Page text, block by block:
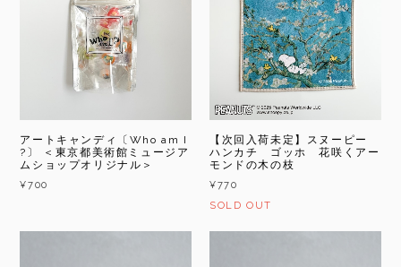
アートキャンディ〔Who am I
?〕 ＜東京都美術館ミュージア
ムショップオリジナル＞
¥700
【次回入荷未定】スヌーピー
ハンカチ ゴッホ 花咲くアー
モンドの木の枝
¥770
SOLD OUT